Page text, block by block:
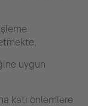
uygun
katı önlemlere